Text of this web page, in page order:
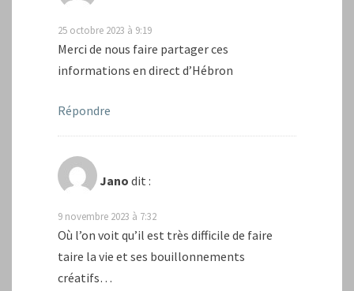
25 octobre 2023 à 9:19
Merci de nous faire partager ces
informations en direct d’Hébron
Répondre
Jano dit :
9 novembre 2023 à 7:32
Où l’on voit qu’il est très difficile de faire
taire la vie et ses bouillonnements
créatifs…